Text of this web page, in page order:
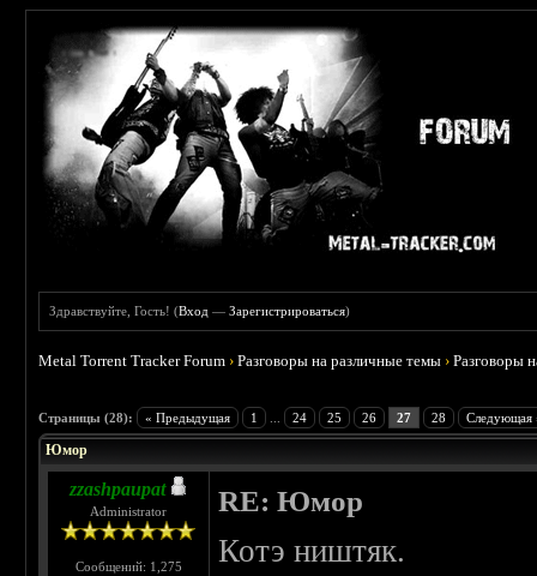
Здравствуйте, Гость! (Вход —Зарегистрироваться)
Metal Torrent Tracker Forum ›Разговоры на различные темы ›Разговоры
Страницы (28): « Предыдущая 1 24 25 26 27 28 Следующая
Юмор
zzashpaupat
Administrator
Сообщений: 1,275
RE: Юмор
Котэ ништяк.